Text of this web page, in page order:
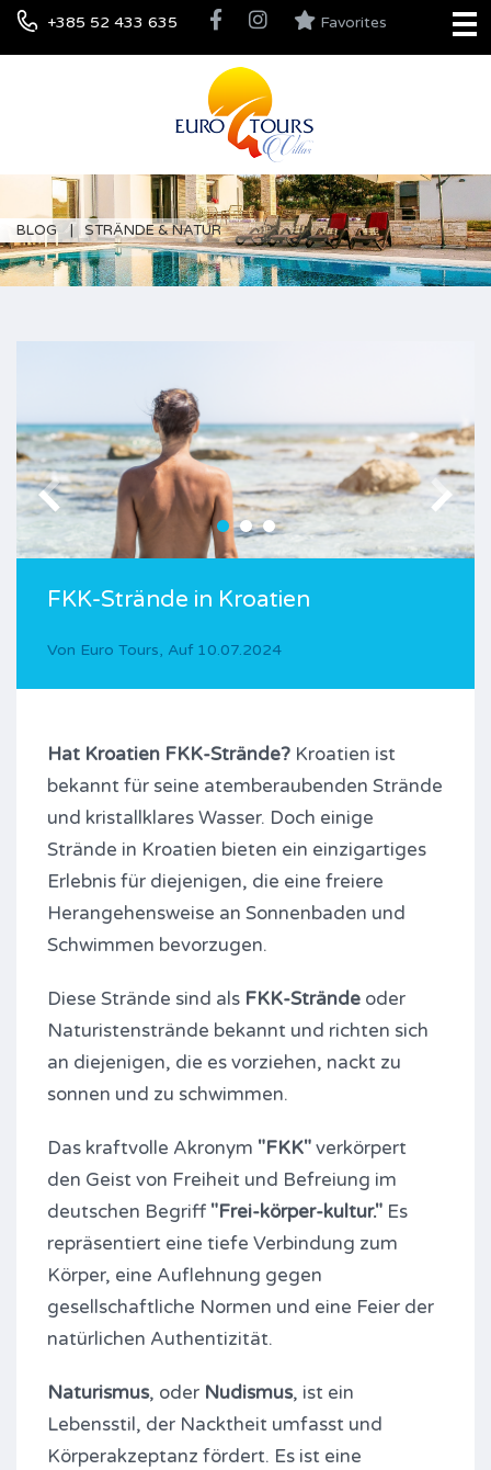
+385 52 433 635 Favorites
BLOG STRÄNDE & NATUR
FKK-Strände in Kroatien
Von Euro Tours, Auf 10.07.2024
Hat Kroatien FKK-Strände? Kroatien ist
bekannt für seine atemberaubenden Strände
und kristallklares Wasser. Doch einige
Strände in Kroatien bieten ein einzigartiges
Erlebnis für diejenigen, die eine freiere
Herangehensweise an Sonnenbaden und
Schwimmen bevorzugen.
Diese Strände sind als FKK-Strände oder
Naturistenstrände bekannt und richten sich
an diejenigen, die es vorziehen, nackt zu
sonnen und zu schwimmen.
Das kraftvolle Akronym "FKK"verkörpert
den Geist von Freiheit und Befreiung im
deutschen Begriff "Frei-körper-kultur." Es
repräsentiert eine tiefe Verbindung zum
Körper, eine Auflehnung gegen
gesellschaftliche Normen und eine Feier der
natürlichen Authentizität.
Naturismus, oder Nudismus, ist ein
Lebensstil, der Nacktheit umfasst und
Körperakzeptanz fördert. Es ist eine